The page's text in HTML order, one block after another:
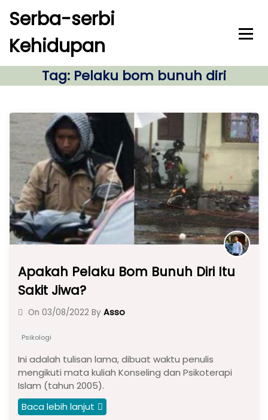
c
Serba-serbi
Kehidupan
Tag: Pelaku bom bunuh diri
Apakah Pelaku Bom Bunuh Diri Itu
Sakit Jiwa?
On 03/08/2022 By Asso
Psikologi
Ini adalah tulisan lama, dibuat waktu penulis
mengikuti mata kuliah Konseling dan Psikoterapi
Islam (tahun 2005).
Baca lebih lanjut